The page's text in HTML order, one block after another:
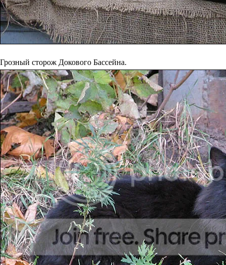
Грозный сторож Докового Бассейна.